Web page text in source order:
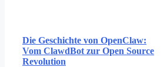
Die Geschichte von OpenClaw:
Vom ClawdBot zur Open Source
Revolution